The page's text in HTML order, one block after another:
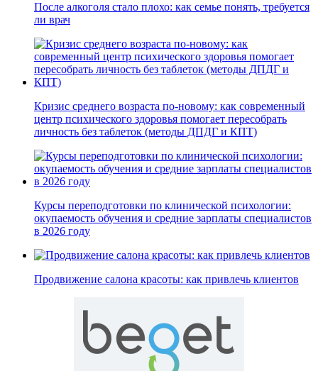
После алкоголя стало плохо: как семье понять, требуется
ли врач
Кризис среднего возраста по-новому: как современный
центр психического здоровья помогает пересобрать
личность без таблеток (методы ДПДГ и КПТ)
Курсы переподготовки по клинической психологии:
окупаемость обучения и средние зарплаты специалистов
в 2026 году
Продвижение салона красоты: как привлечь клиентов